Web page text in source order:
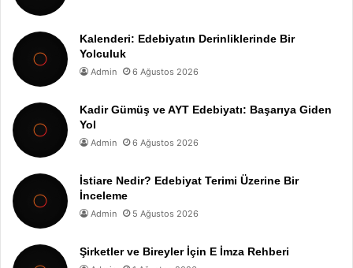
Kalenderi: Edebiyatın Derinliklerinde Bir
Yolculuk
Admin 6 Ağustos 2026
Kadir Gümüş ve AYT Edebiyatı: Başarıya Giden
Yol
Admin 6 Ağustos 2026
İstiare Nedir? Edebiyat Terimi Üzerine Bir
İnceleme
Admin 5 Ağustos 2026
Şirketler ve Bireyler İçin E İmza Rehberi